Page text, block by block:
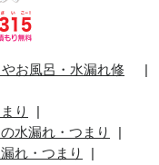
お風呂・水漏れ修
り
水漏れ・つまり
れ・つまり